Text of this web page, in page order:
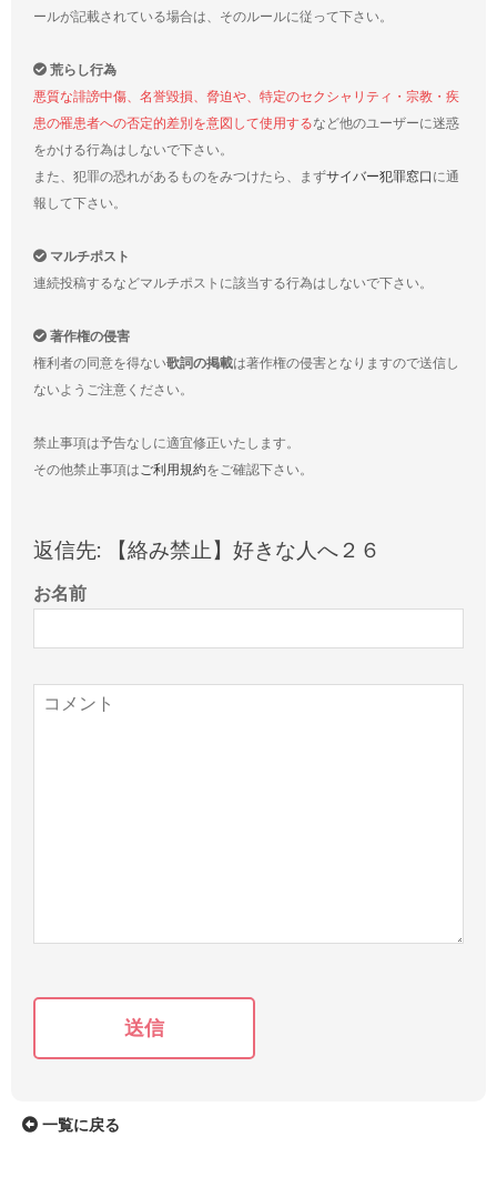
ールが記載されている場合は、そのルールに従って下さい。
荒らし行為
悪質な誹謗中傷、名誉毀損、脅迫や、特定のセクシャリティ・宗教・疾
患の罹患者への否定的差別を意図して使用するなど他のユーザーに迷惑
をかける行為はしないで下さい。
また、犯罪の恐れがあるものをみつけたら、まずサイバー犯罪窓口 に通
報して下さい。
マルチポスト
連続投稿するなどマルチポストに該当する行為はしないで下さい。
著作権の侵害
権利者の同意を得ない歌詞の掲載は著作権の侵害となりますので送信し
ないようご注意ください。
禁止事項は予告なしに適宜修正いたします。
その他禁止事項はご利用規約をご確認下さい。
返信先: 【絡み禁止】好きな人へ２６
お名前
送信
一覧に戻る